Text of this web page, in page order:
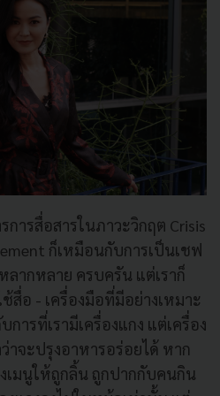
ารสื่อสารในภาวะวิกฤต Crisis
ก็เหมือนกับการเป็นเชฟ
ลากหลาย ครบครัน แต่เราก็
สื่อ - เครื่องมือที่มีอย่างเหมาะ
ารที่เรามีเครื่องแกง แต่เครื่อง
จะปรุงอาหารอร่อยได้ หาก
เมนูให้ถูกลิ้น ถูกปากกับคนกิน